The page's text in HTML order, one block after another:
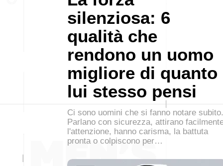
silenziosa: 6
qualità che
rendono un uomo
migliore di quanto
lui stesso pensi
Ci sono uomini che si fanno notare subito.
Parlano con sicurezza, attirano
l'attenzione, hanno carisma, la battuta
pronta o colpiscono per…